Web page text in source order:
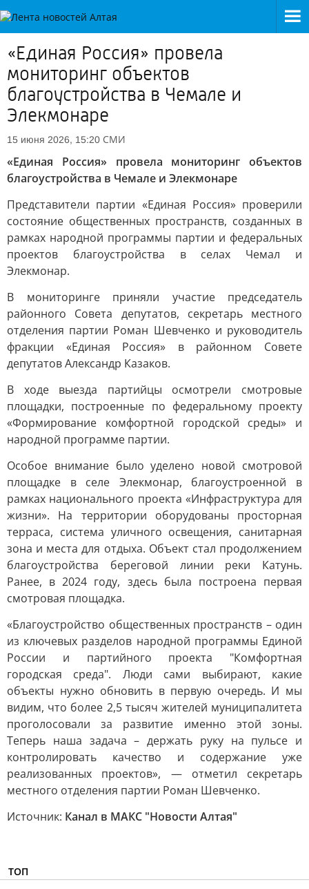
«Единая Россия» провела
мониторинг объектов
благоустройства в Чемале и
Элекмонаре
15 июня 2026, 15:20 СМИ
«Единая Россия» провела мониторинг объектов
благоустройства в Чемале и Элекмонаре
Представители партии «Единая Россия» проверили
состояние общественных пространств, созданных в
рамках народной программы партии и федеральных
проектов благоустройства в селах Чемал и
Элекмонар.
В мониторинге приняли участие председатель
районного Совета депутатов, секретарь местного
отделения партии Роман Шевченко и руководитель
фракции «Единая Россия» в районном Совете
депутатов Александр Казаков.
В ходе выезда партийцы осмотрели смотровые
площадки, построенные по федеральному проекту
«Формирование комфортной городской среды» и
народной программе партии.
Особое внимание было уделено новой смотровой
площадке в селе Элекмонар, благоустроенной в
рамках национального проекта «Инфраструктура для
жизни». На территории оборудованы просторная
терраса, система уличного освещения, санитарная
зона и места для отдыха. Объект стал продолжением
благоустройства береговой линии реки Катунь.
Ранее, в 2024 году, здесь была построена первая
смотровая площадка.
«Благоустройство общественных пространств – один
из ключевых разделов народной программы Единой
России и партийного проекта "Комфортная
городская среда". Люди сами выбирают, какие
объекты нужно обновить в первую очередь. И мы
видим, что более 2,5 тысяч жителей муниципалитета
проголосовали за развитие именно этой зоны.
Теперь наша задача – держать руку на пульсе и
контролировать качество и содержание уже
реализованных проектов», — отметил секретарь
местного отделения партии Роман Шевченко.
Источник: Канал в МАКС "Новости Алтая"
ТОП